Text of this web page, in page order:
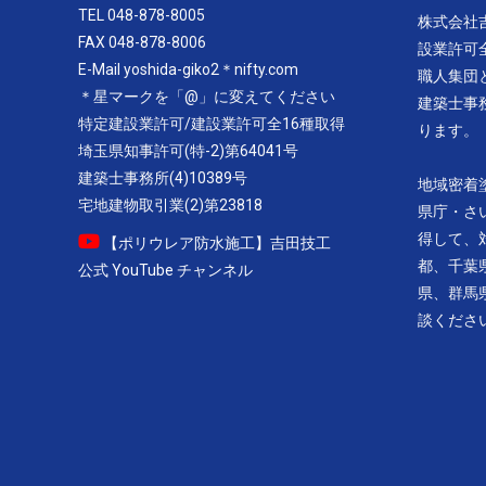
TEL 048-878-8005
FAX 048-878-8006
E-Mail yoshida-giko2＊nifty.com
＊星マークを「@」に変えてください
特定建設業許可/建設業許可全16種取得
埼玉県知事許可(特-2)第64041号
建築士事務所(4)10389号
宅地建物取引業(2)第23818
【ポリウレア防水施工】吉田技工
公式 YouTube チャンネル
株式会社
設業許可
職人集団
建築士事
ります。
地域密着
県庁・さ
得して、
都、千葉
県、群馬
談くださ